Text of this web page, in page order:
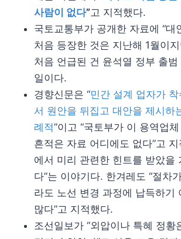
사람이 없다”고 지적했다.
국토교통부가 공개한 자료에 “대
처음 등장한 것은 지난해 1월이
처음 언급된 건 윤석열 정부 출
일이다.
경향신문은 “민간 설계 업자가
서 원안을 뒤집고 대안을 제시하
례적”이고 “국토부가 이 용역업
흔적은 자료 어디에도 없다”고
에서 미리 관련한 힌트를 받았을
다”는 이야기다. 한겨레도 “절차
라도 노선 변경 과정에 납득하기
많다”고 지적했다.
조선일보가 “외압이나 특혜 정황